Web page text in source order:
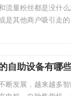
流量粉丝都是没什
是其他商户吸引走
自助设备有哪
断发展，越来越多